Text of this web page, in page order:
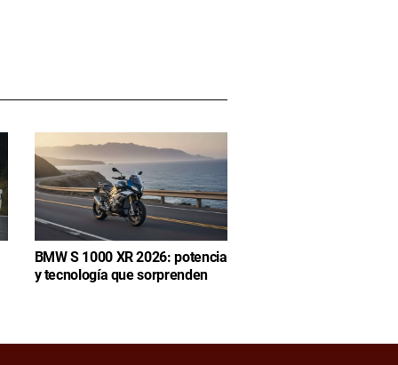
BMW S 1000 XR 2026: potencia
y tecnología que sorprenden